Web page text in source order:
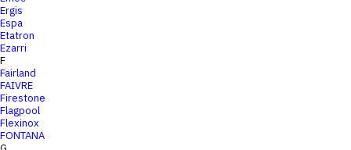
Ergis
Espa
Etatron
Ezarri
F
Fairland
FAIVRE
Firestone
Flagpool
Flexinox
FONTANA